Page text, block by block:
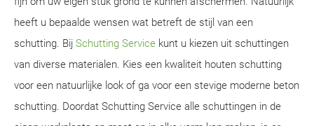
heeft u bepaalde wensen wat betreft de stijl van een
schutting. Bij Schutting Service kunt u kiezen uit schuttingen
van diverse materialen. Kies een kwaliteit houten schutting
voor een natuurlijke look of ga voor een stevige moderne beton
schutting. Doordat Schutting Service alle schuttingen in de